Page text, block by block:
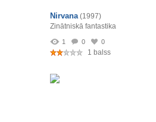
Nirvana (1997)
Zinātniskā fantastika
1 0 0
1 balss